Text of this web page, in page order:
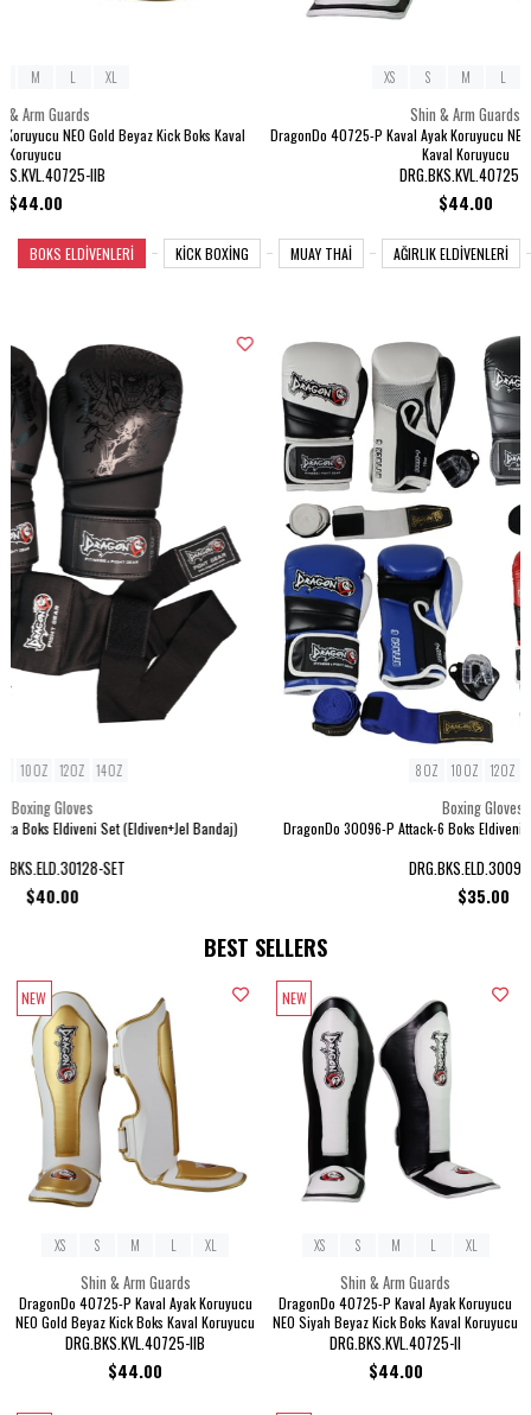
Kaval
DragonDo 40725-P Kaval Ayak Koruyucu NEO Siyah Beyaz Kick Boks
BOKS ELDİVENLERİ KİCK BOXİNG MUAY THAİ AĞIRLIK ELDİVENLERİ
DragonDo 30096-P Attack-6 Boks Eldiveni Seti (Eldiven+Bandaj+Dişlik)
ITEM
ITEM
BEST SELLERS
Shin & Arm Guards
DragonDo 40725-P Kaval Ayak Koruyucu
NEO Gold Beyaz Kick Boks Kaval Koruyucu
DRG.BKS.KVL.40725-IIB
$44.00
XS S M L XL
NEW
ITEM
Shin & Arm Guards
DragonDo 40725-P Kaval Ayak Koruyucu
NEO Siyah Beyaz Kick Boks Kaval Koruyucu
DRG.BKS.KVL.40725-II
$44.00
XS S M L XL
NEW
ITEM